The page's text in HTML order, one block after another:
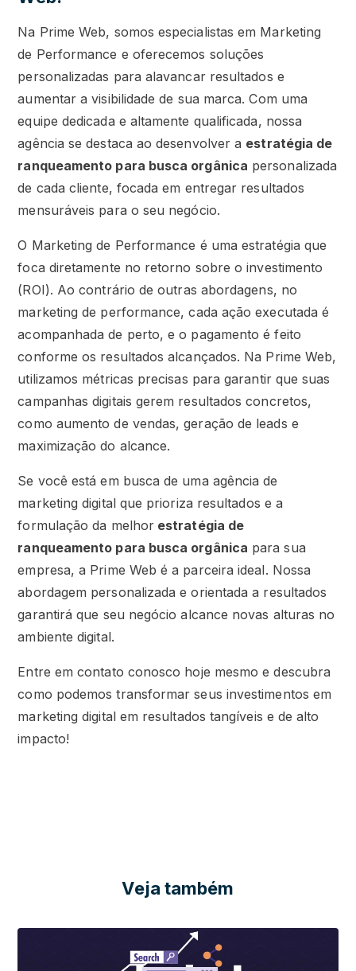
Na Prime Web, somos especialistas em Marketing
de Performance e oferecemos soluções
personalizadas para alavancar resultados e
aumentar a visibilidade de sua marca. Com uma
equipe dedicada e altamente qualificada, nossa
agência se destaca ao desenvolver a estratégia de
ranqueamento para busca orgânica personalizada
de cada cliente, focada em entregar resultados
mensuráveis para o seu negócio.
O Marketing de Performance é uma estratégia que
foca diretamente no retorno sobre o investimento
(ROI). Ao contrário de outras abordagens, no
marketing de performance, cada ação executada é
acompanhada de perto, e o pagamento é feito
conforme os resultados alcançados. Na Prime Web,
utilizamos métricas precisas para garantir que suas
campanhas digitais gerem resultados concretos,
como aumento de vendas, geração de leads e
maximização do alcance.
Se você está em busca de uma agência de
marketing digital que prioriza resultados e a
formulação da melhor estratégia de
ranqueamento para busca orgânica para sua
empresa, a Prime Web é a parceira ideal. Nossa
abordagem personalizada e orientada a resultados
garantirá que seu negócio alcance novas alturas no
ambiente digital.
Entre em contato conosco hoje mesmo e descubra
como podemos transformar seus investimentos em
marketing digital em resultados tangíveis e de alto
impacto!
Veja também